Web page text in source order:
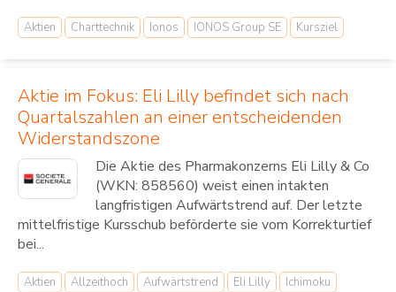
Aktien Charttechnik Ionos IONOS Group SE Kursziel
Aktie im Fokus: Eli Lilly befindet sich nach
Quartalszahlen an einer entscheidenden
Widerstandszone
Die Aktie des Pharmakonzerns Eli Lilly & Co
(WKN: 858560) weist einen intakten
langfristigen Aufwärtstrend auf. Der letzte
mittelfristige Kursschub beförderte sie vom Korrekturtief
bei...
Aktien Allzeithoch Aufwärtstrend Eli Lilly
Ichimoku